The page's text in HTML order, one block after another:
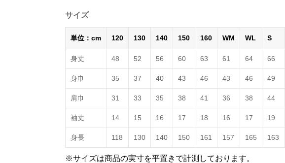
サイズ
単位：cm 120 130 140 150 160 WM WL S
身丈 48 52 56 60 63 61 64 66
身巾 35 37 40 43 46 43 46 49
肩巾 31 33 35 38 41 36 38 44
袖丈 14 15 16 17 18 16 17 19
身長 118 130 140 150 161 157 165 163
※サイズは商品の実寸を平置きで計測しております。